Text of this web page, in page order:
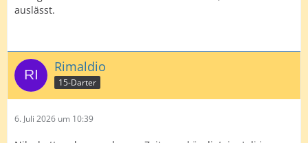
auslässt.
Rimaldio
15-Darter
6. Juli 2026 um 10:39